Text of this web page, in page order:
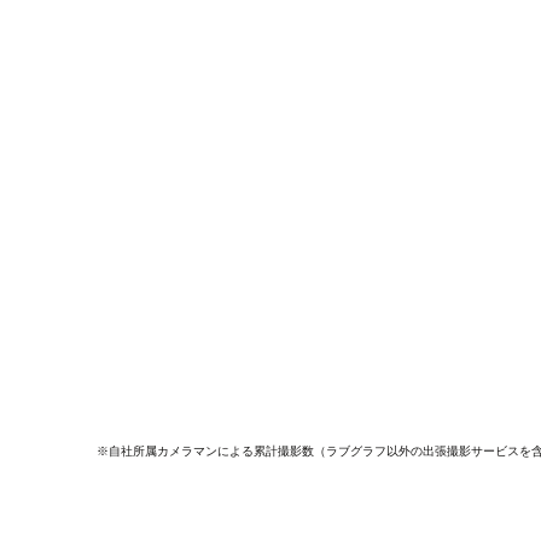
※自社所属カメラマンによる累計撮影数（ラブグラフ以外の出張撮影サービスを